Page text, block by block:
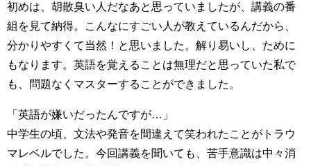
初めは、胡散臭い人だなあと思っていましたが、講義の番
組を見て納得。こんなにすごい人が教えているんだから、
分かりやすくて当然！と思いました。解り易いし、ために
もなります。英語を覚えることは無理だと思っていた私で
も、問題なくマスターすることができました。
「英語が嫌いだったんですが…」
中学生の頃、文法や発音を間違えて笑われたことがトラウ
マレベルでした。今回講義を聞いても、苦手意識は中々消